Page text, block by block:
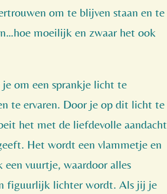
om te blijven staan en te
moeilijk en zwaar het ook
om een sprankje licht te
te ervaren. Door je op dit licht te
het met de liefdevolle aandacht
Het wordt een vlammetje en
vuurtje, waardoor alles
figuurlijk lichter wordt. Als jij je